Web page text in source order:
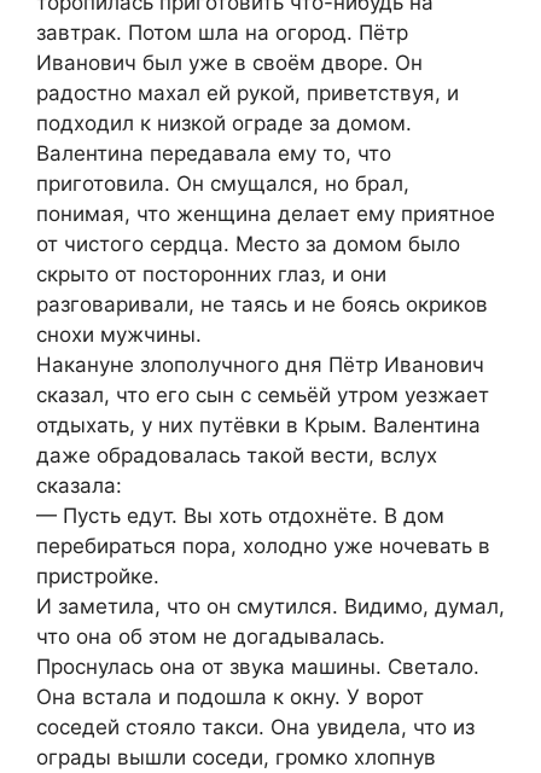
завтрак. Потом шла на огород. Пётр
Иванович был уже в своём дворе. Он
радостно махал ей рукой, приветствуя, и
подходил к низкой ограде за домом.
Валентина передавала ему то, что
приготовила. Он смущался, но брал,
понимая, что женщина делает ему приятное
от чистого сердца. Место за домом было
скрыто от посторонних глаз, и они
разговаривали, не таясь и не боясь окриков
снохи мужчины.
Накануне злополучного дня Пётр Иванович
сказал, что его сын с семьёй утром уезжает
отдыхать, у них путёвки в Крым. Валентина
даже обрадовалась такой вести, вслух
сказала:
— Пусть едут. Вы хоть отдохнёте. В дом
перебираться пора, холодно уже ночевать в
пристройке.
И заметила, что он смутился. Видимо, думал,
что она об этом не догадывалась.
Проснулась она от звука машины. Светало.
Она встала и подошла к окну. У ворот
соседей стояло такси. Она увидела, что из
ограды вышли соседи, громко хлопнув